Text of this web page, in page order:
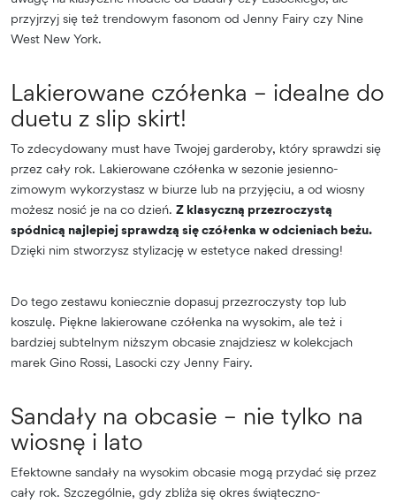
przyjrzyj się też trendowym fasonom od Jenny Fairy czy Nine
West New York.
Lakierowane czółenka – idealne do
duetu z slip skirt!
To zdecydowany must have Twojej garderoby, który sprawdzi się
przez cały rok. Lakierowane czółenka w sezonie jesienno-
zimowym wykorzystasz w biurze lub na przyjęciu, a od wiosny
możesz nosić je na co dzień. Z klasyczną przezroczystą
spódnicą najlepiej sprawdzą się czółenka w odcieniach beżu.
Dzięki nim stworzysz stylizację w estetyce naked dressing!
Do tego zestawu koniecznie dopasuj przezroczysty top lub
koszulę. Piękne lakierowane czółenka na wysokim, ale też i
bardziej subtelnym niższym obcasie znajdziesz w kolekcjach
marek Gino Rossi, Lasocki czy Jenny Fairy.
Sandały na obcasie – nie tylko na
wiosnę i lato
Efektowne sandały na wysokim obcasie mogą przydać się przez
cały rok. Szczególnie, gdy zbliża się okres świąteczno-